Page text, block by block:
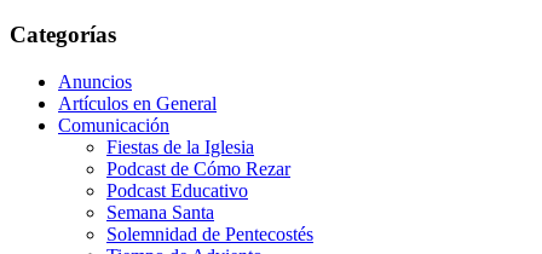
Categorías
Anuncios
Artículos en General
Comunicación
Fiestas de la Iglesia
Podcast de Cómo Rezar
Podcast Educativo
Semana Santa
Solemnidad de Pentecostés